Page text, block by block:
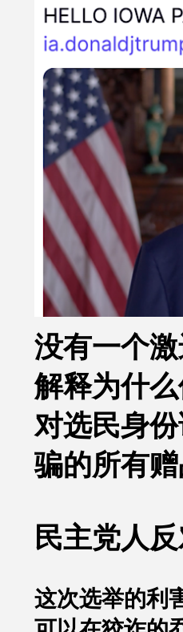
没有一个
解释为什
对选民身
骗的所有
民主党人反
这次选举的利